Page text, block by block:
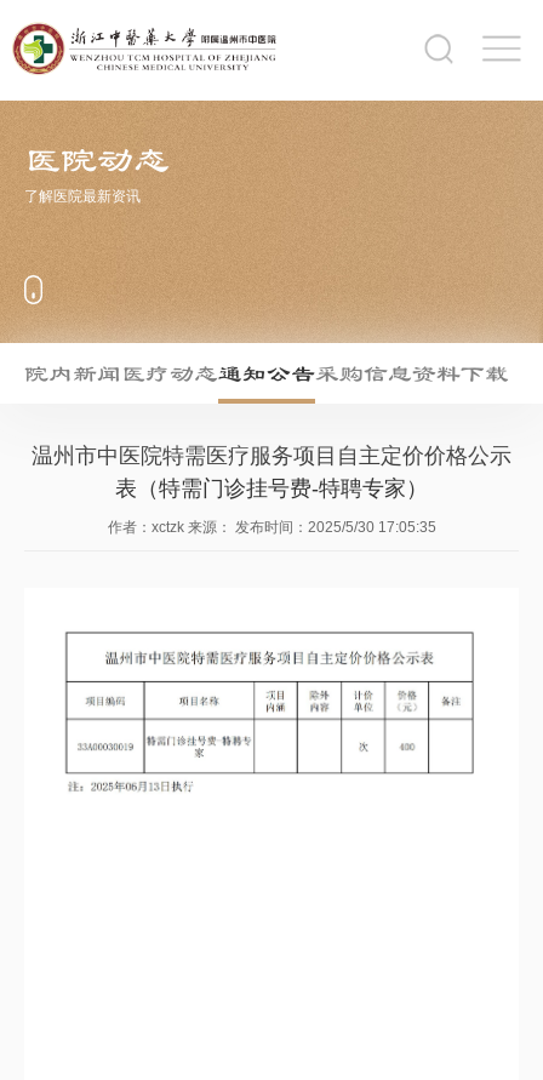
医院动态
了解医院最新资讯
院内新闻 医疗动态通知公告采购信息资料下载
温州市中医院特需医疗服务项目自主定价价格公示
表（特需门诊挂号费-特聘专家）
作者：xctzk 来源： 发布时间：2025/5/30 17:05:35